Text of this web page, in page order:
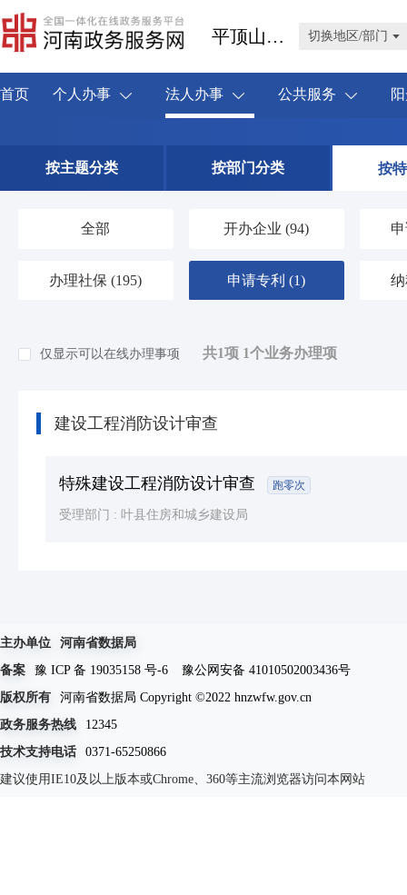
平顶山市叶县 切换地区/部门
首页 个人办事 法人办事 公共服务
按主题分类 按部门分类 按
全部 开办企业(94)
办理社保(195) 申请专利(1)
仅显示可以在线办理事项 共1项 1个业务办理项
建设工程消防设计审查
特殊建设工程消防设计审查 跑零次
受理部门 : 叶县住房和城乡建设局
主办单位
河南省数据局
备案
豫 ICP 备 19035158 号-6
豫公网安备 41010502003436号
版权所有
河南省数据局 Copyright ©2022 hnzwfw.gov.cn
政务服务热线
12345
技术支持电话
0371-65250866
建议使用IE10及以上版本或Chrome、360等主流浏览器访问本网站